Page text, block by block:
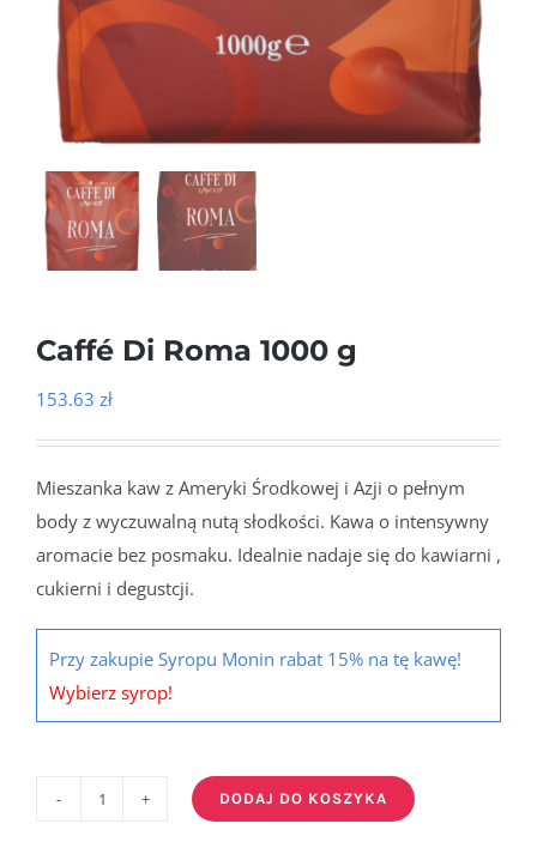
Caffé Di Roma 1000 g
153.63 zł
Mieszanka kaw z Ameryki Środkowej i Azji o pełnym
body z wyczuwalną nutą słodkości. Kawa o intensywny
aromacie bez posmaku. Idealnie nadaje się do kawiarni ,
cukierni i degustcji.
Przy zakupie Syropu Monin rabat 15% na tę kawę!
Wybierz syrop!
DODAJ DO KOSZYKA